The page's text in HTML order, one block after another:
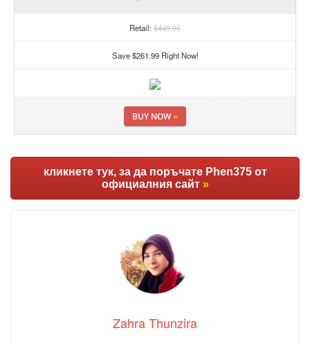
Retail:$449.95
Save $261.99 Right Now!
BUY NOW»
кликнете тук, за да поръчате Phen375 от
официалния сайт »
Zahra Thunzira